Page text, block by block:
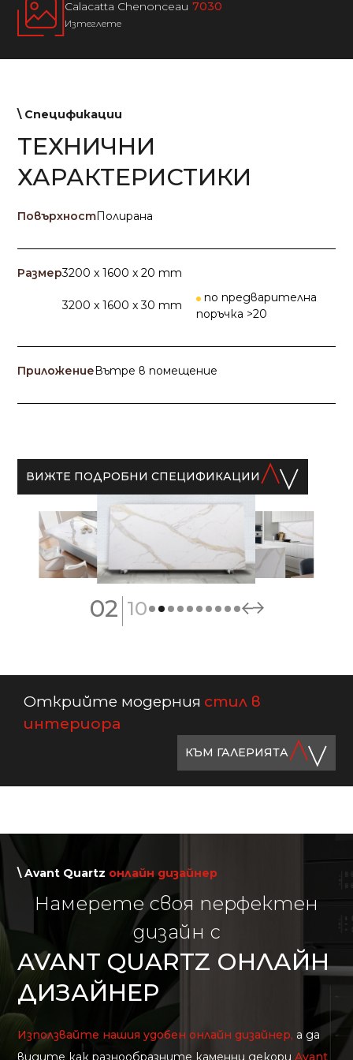
Calacatta Chenonceau 7030
Изтеглете
\ Спецификации
ТЕХНИЧНИ
ХАРАКТЕРИСТИКИ
ПовърхностПолирана
Размер3200 x 1600 x 20 mm
3200 x 1600 x 30 mm
по предварителна
поръчка >20
ПриложениеВътре в помещение
ВИЖТЕ ПОДРОБНИ СПЕЦИФИКАЦИИ
02| 10
Открийте модерния стил в
интериора
КЪМ ГАЛЕРИЯТА
\ Avant Quartz онлайн дизайнер
Намерете своя перфектен
дизайн с
AVANT QUARTZ ОНЛАЙН
ДИЗАЙНЕР
Използвайте нашия удобен онлайн дизайнер, а да
видите как разнообразните каменни декориAvant